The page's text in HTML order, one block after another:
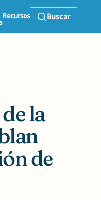
Recursos Buscar
la
de